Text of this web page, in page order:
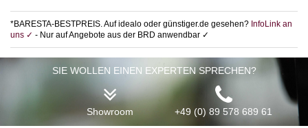
*BARESTA-BESTPREIS. Auf idealo oder günstiger.de gesehen? InfoLink an
uns ✓ - Nur auf Angebote aus der BRD anwendbar ✓
SIE WOLLEN EINEN EXPERTEN SPRECHEN?
Showroom +49 (0) 89 578 689 61